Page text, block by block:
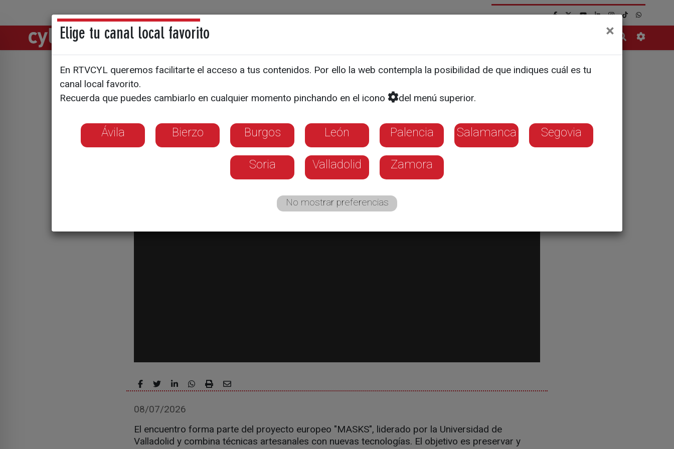
Directos Noticias
Valladolid acoge una residencia internacional
dedicada a las mascaradas
08/07/2026
El encuentro forma parte del proyecto europeo "MASKS", liderado por la Universidad de
Valladolid y combina técnicas artesanales con nuevas tecnologías. El objetivo es preservar y
Elige tu canal local favorito ×
En RTVCYL queremos facilitarte el acceso a tus contenidos. Por ello la web contempla la posibilidad de que indiques cuál es tu
canal local favorito.
Recuerda que puedes cambiarlo en cualquier momento pinchando en el icono
del menú superior.
Ávila Bierzo Burgos León Palencia Salamanca Segovia
Soria Valladolid Zamora
No mostrar preferencias